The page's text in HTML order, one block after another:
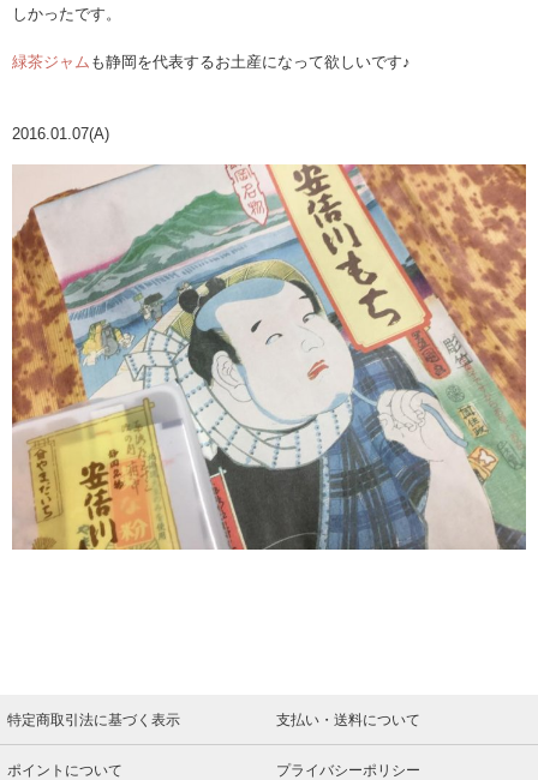
しかったです。
緑茶ジャム も静岡を代表するお土産になって欲しいです♪
2016.01.07(A)
特定商取引法に基づく表示 支払い・送料について
ポイントについて プライバシーポリシー